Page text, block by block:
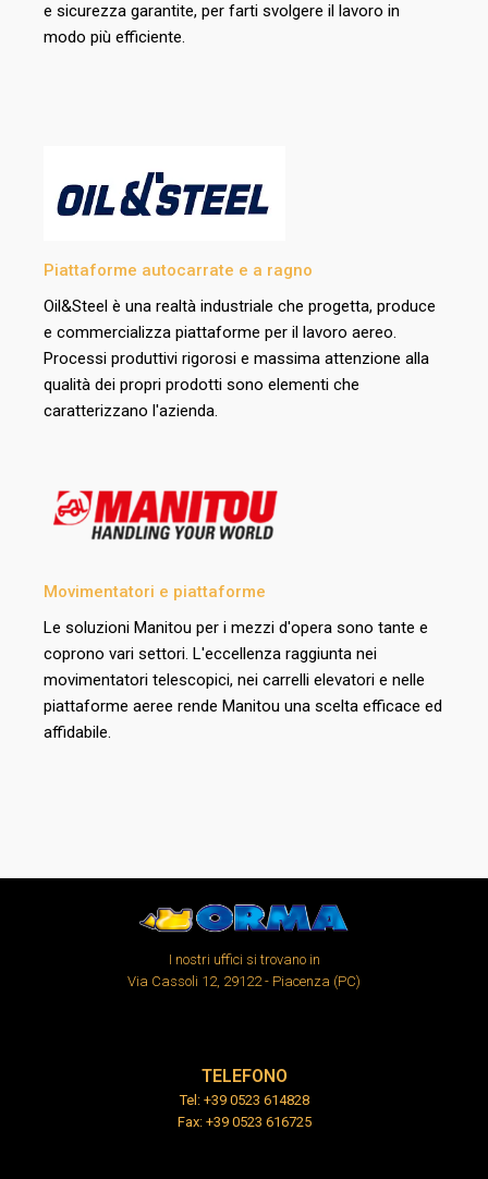
e sicurezza garantite, per farti svolgere il lavoro in
modo più efficiente.
Piattaforme autocarrate e a ragno
Oil&Steel è una realtà industriale che progetta, produce
e commercializza piattaforme per il lavoro aereo.
Processi produttivi rigorosi e massima attenzione alla
qualità dei propri prodotti sono elementi che
caratterizzano l'azienda.
Movimentatori e piattaforme
Le soluzioni Manitou per i mezzi d'opera sono tante e
coprono vari settori. L'eccellenza raggiunta nei
movimentatori telescopici, nei carrelli elevatori e nelle
piattaforme aeree rende Manitou una scelta efficace ed
affidabile.
I nostri uffici si trovano in
Via Cassoli 12, 29122 - Piacenza (PC)
TELEFONO
Tel: +39 0523 614828
Fax: +39 0523 616725